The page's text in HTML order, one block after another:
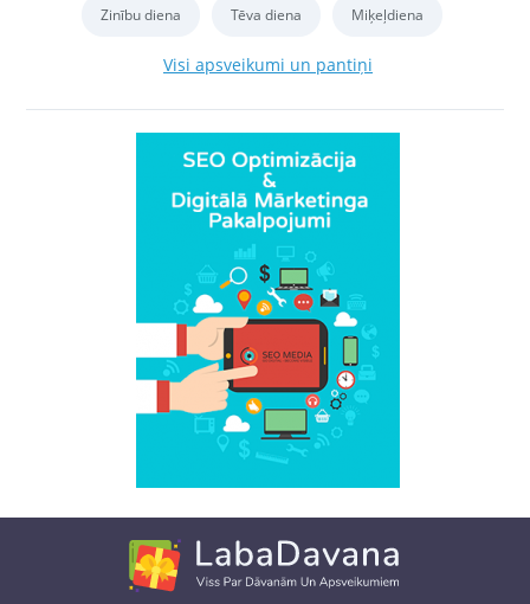
Zinību diena Tēva diena Miķeļdiena
Visi apsveikumi un pantiņi